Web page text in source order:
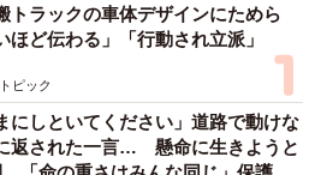
ラックの車体デザインにためら
ど伝わる」「行動され立派」
ピック
にしといてください」道路で動けな
返された一言… 懸命に生きようと